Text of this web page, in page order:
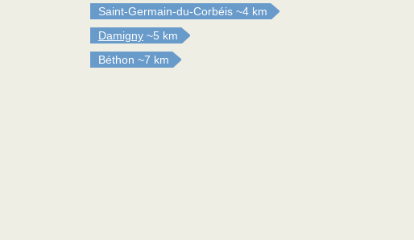
Saint-Germain-du-Corbéis ~4 km
Damigny ~5 km
Béthon ~7 km